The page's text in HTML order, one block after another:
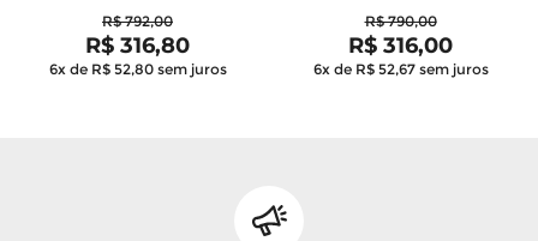
R$ 792,00
R$ 316,80
6x de R$ 52,80 sem juros
R$ 790,00
R$ 316,00
6x de R$ 52,67 sem juros